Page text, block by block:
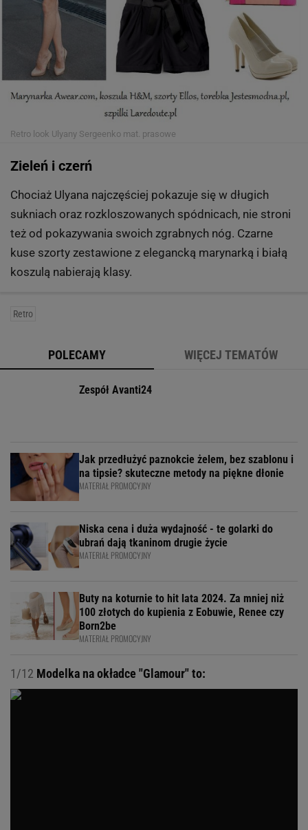
Retro look Ulyany Sergeenko mat. prasowe
Zieleń i czerń
Chociaż Ulyana najczęściej pokazuje się w długich
sukniach oraz rozkloszowanych spódnicach, nie stroni
też od pokazywania swoich zgrabnych nóg. Czarne
kuse szorty zestawione z elegancką marynarką i białą
koszulą nabierają klasy.
Retro
POLECAMY WIĘCEJ TEMATÓW
Zespół Avanti24
Jak przedłużyć paznokcie żelem, bez szablonu i
na tipsie? skuteczne metody na piękne dłonie
MATERIAŁ PROMOCYJNY
Niska cena i duża wydajność - te golarki do
ubrań dają tkaninom drugie życie
MATERIAŁ PROMOCYJNY
Buty na koturnie to hit lata 2024. Za mniej niż
100 złotych do kupienia z Eobuwie, Renee czy
Born2be
MATERIAŁ PROMOCYJNY
1/12 Modelka na okładce "Glamour" to: